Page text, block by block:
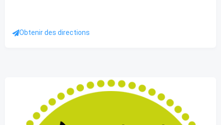
Obtenir des directions